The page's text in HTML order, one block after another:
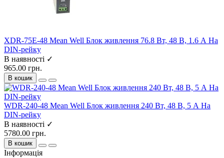
XDR-75E-48 Mean Well Блок живлення 76.8 Вт, 48 В, 1.6 А На
DIN-рейку
В наявності ✓
965.00 грн.
В кошик
WDR-240-48 Mean Well Блок живлення 240 Вт, 48 В, 5 А На
DIN-рейку
В наявності ✓
5780.00 грн.
В кошик
Інформація